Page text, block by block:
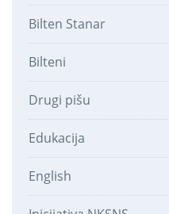
Bilten Stanar
Bilteni
Drugi pišu
Edukacija
English